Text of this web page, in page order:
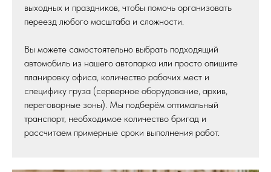
выходных и праздников, чтобы помочь организовать
переезд любого масштаба и сложности.
Вы можете самостоятельно выбрать подходящий
автомобиль из нашего автопарка или просто опишите
планировку офиса, количество рабочих мест и
специфику груза (серверное оборудование, архив,
переговорные зоны). Мы подберём оптимальный
транспорт, необходимое количество бригад и
рассчитаем примерные сроки выполнения работ.